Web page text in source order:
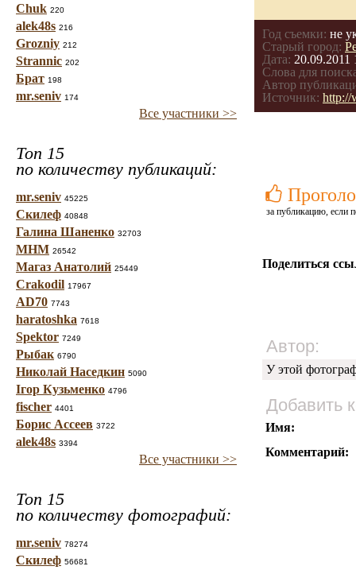
Chuk 220
alek48s 216
Grozniy 212
Strannic 202
Брат 198
mr.seniv 174
Все участники >>
Топ 15
по количеству публикаций:
mr.seniv 45225
Скилеф 40848
Галина Шаненко 32703
МНМ 26542
Магаз Анатолий 25449
Crakodil 17967
AD70 7743
haratoshka 7618
Spektor 7249
Рыбак 6790
Николай Наседкин 5090
Ігор Кузьменко 4796
fischer 4401
Борис Ассеев 3722
alek48s 3394
Все участники >>
Топ 15
по количеству фотографий:
mr.seniv 78274
Скилеф 56681
Год съемки: не
Старый город:
Дата: 20.09.2011
Слова для
Автор
Источник: http://
за публикацию, если
Поделиться
Автор:
У этой
Добавить
Имя:
Комментарий: